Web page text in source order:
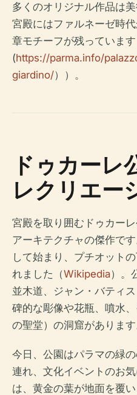
多くのオリジナル作品は
宮殿にはファルネーゼ時
章モチーフが残っていま
(https://parma.info/
giardino/））。
ドゥカーレ
レクリエー
宮殿を取り囲むドゥカー
アーキテクチャの傑作で
して始まり、プチオット
れました（Wikipedia）。
並木道、ジャン・バティ
碑的な彫像や花瓶、噴水
の聖堂）の洞窟があります
今日、公園はパラマの緑
連れ、文化イベントのお
は、黄金の葉が地面を覆